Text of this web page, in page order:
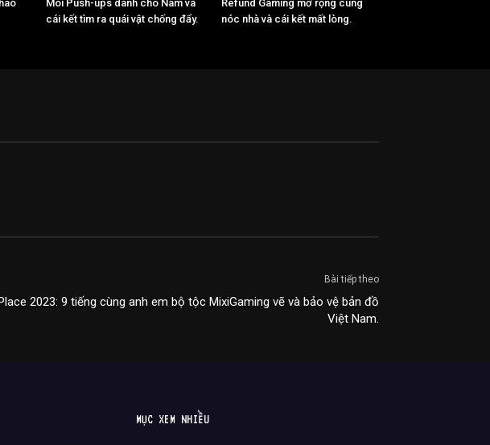
Moi Push-ups dành cho Nam và
cái kết tìm ra quái vật chống đẩy.
Refund Gaming mở rộng cùng
nóc nhà và cái kết mất lòng.
Bài tiếp theo
2023: 9 tiếng cùng anh em bộ tộc MixiGaming vẽ và bảo vệ bản đồ
Việt Nam.
MỤC XEM NHIỀU